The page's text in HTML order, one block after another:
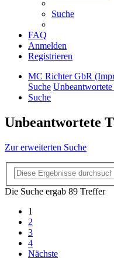
Suche
FAQ
Anmelden
Registrieren
MC Richter GbR
Suche
Suche
Unbeantwortete
Zur erweiterten Suche
Die Suche ergab 89 Treffer
1
2
3
4
Nächste